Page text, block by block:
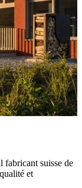
fabricant suisse de
et